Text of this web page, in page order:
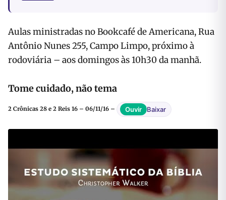
Aulas ministradas no Bookcafé de Americana, Rua
Antônio Nunes 255, Campo Limpo, próximo à
rodoviária – aos domingos às 10h30 da manhã.
Tome cuidado, não tema
2 Crônicas 28 e 2 Reis 16 – 06/11/16 – Ouvir Baixar